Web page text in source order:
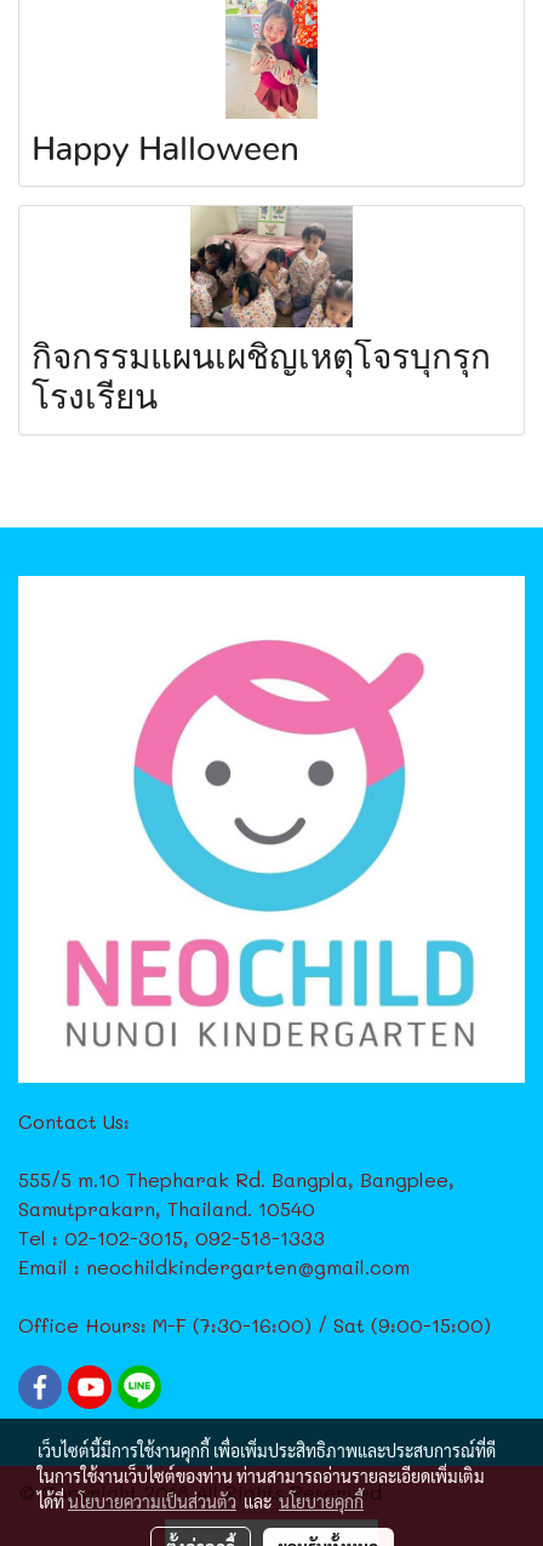
Happy Halloween
กิจกรรมแผนเผชิญเหตุโจรบุกรุก
โรงเรียน
Contact Us:
555/5 m.10 Thepharak Rd. Bangpla, Bangplee,
Samutprakarn, Thailand. 10540
Tel : 02-102-3015, 092-518-1333
Email : neochildkindergarten@gmail.com
Office Hours: M-F (7:30-16:00) / Sat (9:00-15:00)
© Copyright 2018 All Rights Reserved
ผู้เข้าชมวันนี้ 147
เว็บไซต์นี้มีการใช้งานคุกกี้ เพื่อเพิ่มประสิทธิภาพและประสบการณ์ที่ดี
ในการใช้งานเว็บไซต์ของท่าน ท่านสามารถอ่านรายละเอียดเพิ่มเติม
ได้ที่นโยบายความเป็นส่วนตัวและนโยบายคุกกี้